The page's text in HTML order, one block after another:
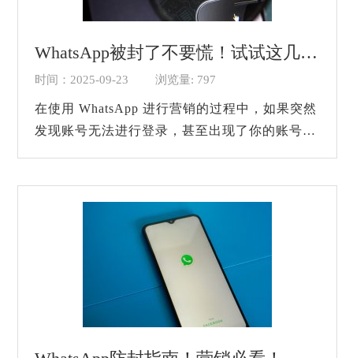
WhatsApp被封了不要慌！试试这几招！
时间：2025-09-23 浏览量: 797
在使用 WhatsApp 进行营销的过程中，如果突然
发现账号无法进行登录，甚至出现了你的账号已